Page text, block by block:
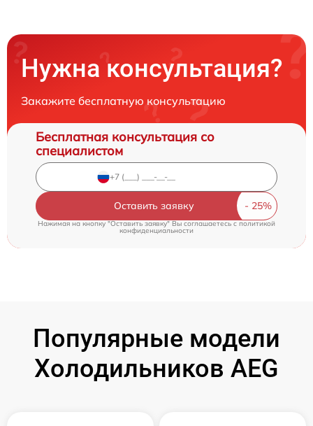
Нужна консультация?
Закажите бесплатную консультацию
Бесплатная консультация со
специалистом
Оставить заявку
Нажимая на кнопку "Оставить заявку" Вы соглашаетесь cполитикой
конфиденциальности
Популярные модели
Холодильников AEG